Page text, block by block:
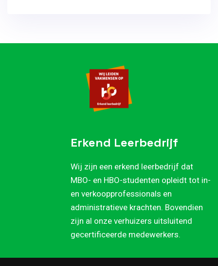
Erkend Leerbedrijf
Wij zijn een erkend leerbedrijf dat
MBO- en HBO-studenten opleidt tot in-
en verkoopprofessionals en
administratieve krachten. Bovendien
zijn al onze verhuizers uitsluitend
gecertificeerde medewerkers.